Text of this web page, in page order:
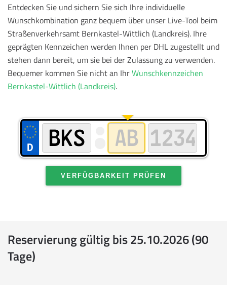
Entdecken Sie und sichern Sie sich Ihre individuelle
Wunschkombination ganz bequem über unser Live-Tool beim
Straßenverkehrsamt Bernkastel-Wittlich (Landkreis). Ihre
geprägten Kennzeichen werden Ihnen per DHL zugestellt und
stehen dann bereit, um sie bei der Zulassung zu verwenden.
Bequemer kommen Sie nicht an IhrWunschkennzeichen
Bernkastel-Wittlich (Landkreis).
VERFÜGBARKEIT PRÜFEN
Reservierung gültig bis 25.10.2026 (90
Tage)